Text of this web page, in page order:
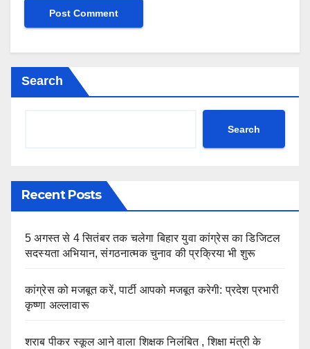
Search
Search
Recent Posts
5 अगस्त से 4 सितंबर तक चलेगा बिहार युवा कांग्रेस का डिजिटल
सदस्यता अभियान, संगठनात्मक चुनाव की प्रक्रिया भी शुरू
कांग्रेस को मजबूत करें, पार्टी आपको मजबूत करेगी: प्रदेश प्रभारी
कृष्णा अल्लावारू
शराब पीकर स्कूल आने वाला शिक्षक निलंबित , शिक्षा मंत्री के